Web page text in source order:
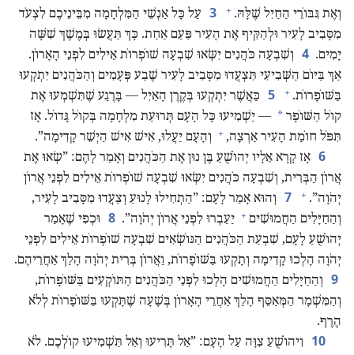
וְאֶת גִּבּוֹרֵי הַחַיִל שֶׁלָּהּ.‏ +
3 עַל כָּל אַנְשֵׁי הַמִּלְחָמָה מִבֵּינֵיכֶם לִצְעֹד
מִסָּבִיב לָעִיר וּלְהַקִּיף אֶת הָעִיר פַּעַם אַחַת.‏ כָּךְ תַּעֲשׂוּ בְּמֶשֶׁךְ שִׁשָּׁה
יָמִים.‏ 4 וְשִׁבְעָה כֹּהֲנִים יִשְּׂאוּ שִׁבְעָה שׁוֹפְרוֹת אֵילִים לִפְנֵי הָאָרוֹן.‏
אַךְ בַּיּוֹם הַשְּׁבִיעִי תִּצְעֲדוּ מִסָּבִיב לָעִיר שֶׁבַע פְּעָמִים וְהַכֹּהֲנִים יִתְקְעוּ
בַּשּׁוֹפָרוֹת.‏ +
5 כַּאֲשֶׁר יִתְקְעוּ בְּקֶרֶן הָאַיִל — בָּרֶגַע שֶׁתִּשְׁמְעוּ אֶת
קוֹל הַשּׁוֹפָר * — יַשְׁמִיעוּ כָּל הָעָם תְּרוּעַת מִלְחָמָה בְּקוֹל גָּדוֹל.‏ אָז
תִּפֹּל חוֹמַת הָעִיר אַרְצָה,‏ + וְהָעָם יַעֲלוּ,‏ אִישׁ אִישׁ הַיְשֵׁר קָדִימָה”‏.‏
6 אָז קָרָא אֵלָיו יְהוֹשֻׁעַ בֶּן נוּן אֶת הַכֹּהֲנִים וְאָמַר לָהֶם:‏ ”‏שְׂאוּ אֶת
אֲרוֹן הַבְּרִית,‏ וְשִׁבְעָה כֹּהֲנִים יִשְּׂאוּ שִׁבְעָה שׁוֹפְרוֹת אֵילִים לִפְנֵי אֲרוֹן
יְהֹוָה”‏.‏ +
7 וְהוּא אָמַר לָעָם:‏ ”‏הַתְחִילוּ לָנוּעַ וְצַעֲדוּ מִסָּבִיב לָעִיר,‏
וְהַחַיָּלִים הַחֲמוּשִׁים + יַעַבְרוּ לִפְנֵי אֲרוֹן יְהֹוָה”‏.‏ 8 וּכְפִי שֶׁאָמַר
יְהוֹשֻׁעַ לָעָם,‏ שִׁבְעַת הַכֹּהֲנִים הַנּוֹשְׂאִים שִׁבְעָה שׁוֹפְרוֹת אֵילִים לִפְנֵי
יְהֹוָה הָלְכוּ קָדִימָה וְתָקְעוּ בַּשּׁוֹפָרוֹת,‏ וַאֲרוֹן בְּרִית יְהֹוָה הָלַךְ אַחֲרֵיהֶם.‏
9 וְהַחַיָּלִים הַחֲמוּשִׁים הָלְכוּ לִפְנֵי הַכֹּהֲנִים הַתּוֹקְעִים בַּשּׁוֹפָרוֹת,‏
וְהַמִּשְׁמָר הַמְּאַסֵּף הָלַךְ אַחֲרֵי הָאָרוֹן בְּשָׁעָה שֶׁתָּקְעוּ בַּשּׁוֹפָרוֹת לְלֹא
הֶרֶף.‏
10
וִיהוֹשֻׁעַ צִוָּה עַל הָעָם:‏ ”‏אַל תָּרִיעוּ וְאַל תַּשְׁמִיעוּ קוֹלְכֶם.‏ לֹא